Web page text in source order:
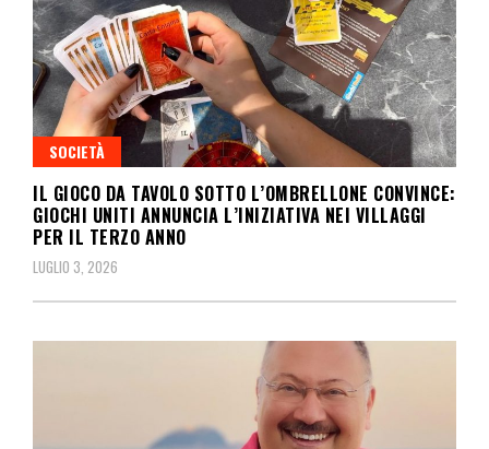
SOCIETÀ
IL GIOCO DA TAVOLO SOTTO L’OMBRELLONE CONVINCE:
GIOCHI UNITI ANNUNCIA L’INIZIATIVA NEI VILLAGGI
PER IL TERZO ANNO
LUGLIO 3, 2026